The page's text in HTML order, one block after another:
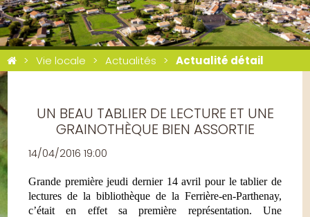
Vie locale Actualités Actualité détail
UN BEAU TABLIER DE LECTURE ET UNE
GRAINOTHÈQUE BIEN ASSORTIE
14/04/2016 19:00
Grande première jeudi dernier 14 avril pour le tablier de
lectures de la bibliothèque de la Ferrière-en-Parthenay,
c’était en effet sa première représentation. Une